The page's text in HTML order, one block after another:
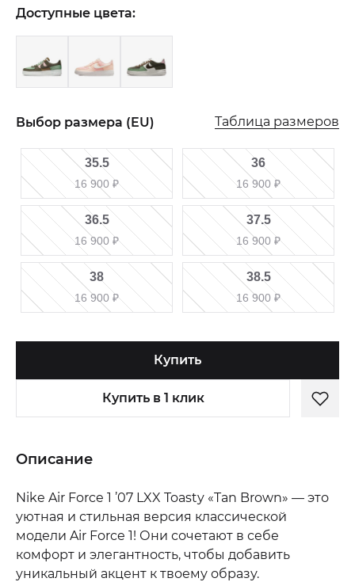
Доступные цвета:
Выбор размера (EU) Таблица размеров
35.5
16 900 ₽
36
16 900 ₽
36.5
16 900 ₽
37.5
16 900 ₽
38
16 900 ₽
38.5
16 900 ₽
Купить
Купить в 1 клик
Описание
Nike Air Force 1 ’07 LXX Toasty «Tan Brown» — это
уютная и стильная версия классической
модели Air Force 1! Они сочетают в себе
комфорт и элегантность, чтобы добавить
уникальный акцент к твоему образу.